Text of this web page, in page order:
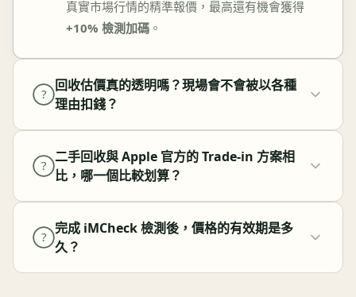
真實市場行情的精準報價，最高還有機會獲得
+10% 檢測加碼 。
?
回收估價真的透明嗎？現場會不會被以各種
理由扣錢？
?
二手回收與 Apple 官方的 Trade-in 方案相
比，哪一個比較划算？
?
完成 iMCheck 檢測後，價格的有效期是多
久？